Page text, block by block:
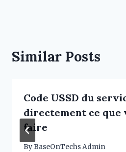
Similar Posts
Code USSD du
directement ce que
faire
ByBaseOnTechs Admin